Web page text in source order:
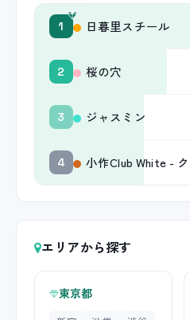
1 日暮里スチール
2 桜の穴
3 ジャスミン
4 小作Club White -
エリアから探す
東京都